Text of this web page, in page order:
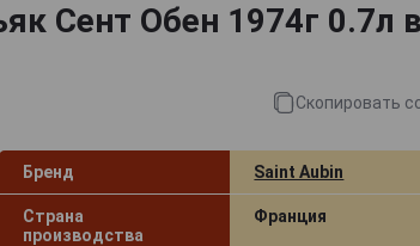
Сент Обен 1974г 0.7л в
Скопировать
Бренд Saint Aubin
Страна
производства
Франция